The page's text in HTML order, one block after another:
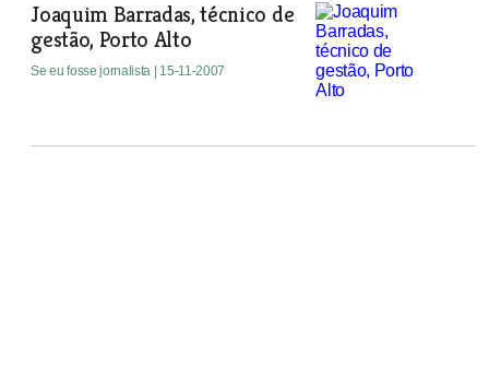
Joaquim Barradas, técnico de
gestão, Porto Alto
Se eu fosse jornalista | 15-11-2007